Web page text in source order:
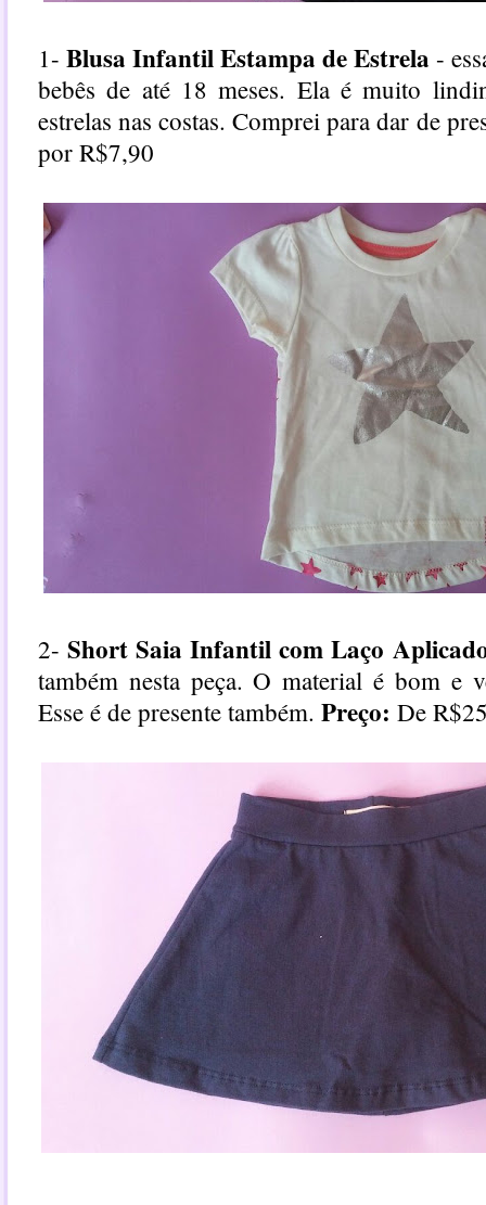
1- Blusa Infantil Estampa de Estrela -
bebês de até 18 meses. Ela é muito
estrelas nas costas. Comprei para dar de
por R$7,90
2- Short Saia Infantil com Laço
também nesta peça. O material é bom e
Esse é de presente também. Preço: De